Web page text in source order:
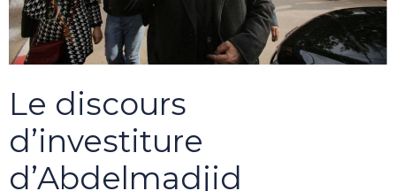
Le discours
d’investiture
d’Abdelmadjid